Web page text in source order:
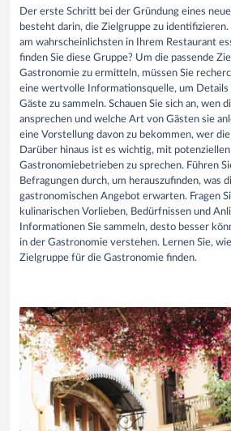
Der erste Schritt bei der Gründung eines
besteht darin, die Zielgruppe zu identifizieren.
am wahrscheinlichsten in Ihrem Restaurant
finden Sie diese Gruppe? Um die passende
Gastronomie zu ermitteln, müssen Sie
eine wertvolle Informationsquelle, um Details
Gäste zu sammeln. Schauen Sie sich an, wen
ansprechen und welche Art von Gästen sie
eine Vorstellung davon zu bekommen, wer
Darüber hinaus ist es wichtig, mit
Gastronomiebetrieben zu sprechen. Führen
Befragungen durch, um herauszufinden, was
gastronomischen Angebot erwarten. Fragen
kulinarischen Vorlieben, Bedürfnissen und
Informationen Sie sammeln, desto besser
in der Gastronomie verstehen. Lernen Sie,
Zielgruppe für die Gastronomie finden.